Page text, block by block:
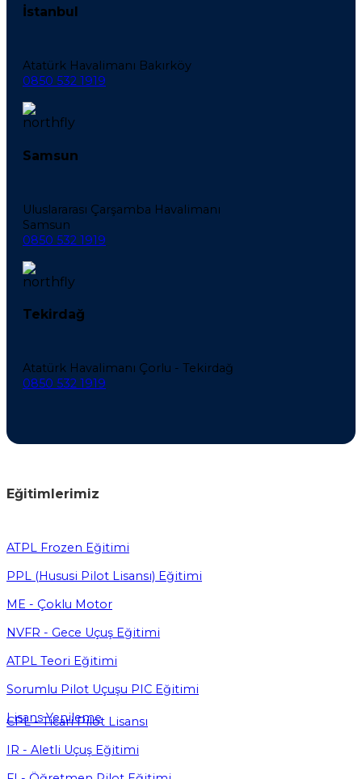
İstanbul
Atatürk Havalimanı Bakırköy
0850 532 1919
Samsun
Uluslararası Çarşamba Havalimanı
Samsun
0850 532 1919
Tekirdağ
Atatürk Havalimanı Çorlu - Tekirdağ
0850 532 1919
Eğitimlerimiz
ATPL Frozen Eğitimi
PPL (Hususi Pilot Lisansı) Eğitimi
ME - Çoklu Motor
NVFR - Gece Uçuş Eğitimi
ATPL Teori Eğitimi
Sorumlu Pilot Uçuşu PIC Eğitimi
Lisans Yenileme
CPL - Ticari Pilot Lisansı
IR - Aletli Uçuş Eğitimi